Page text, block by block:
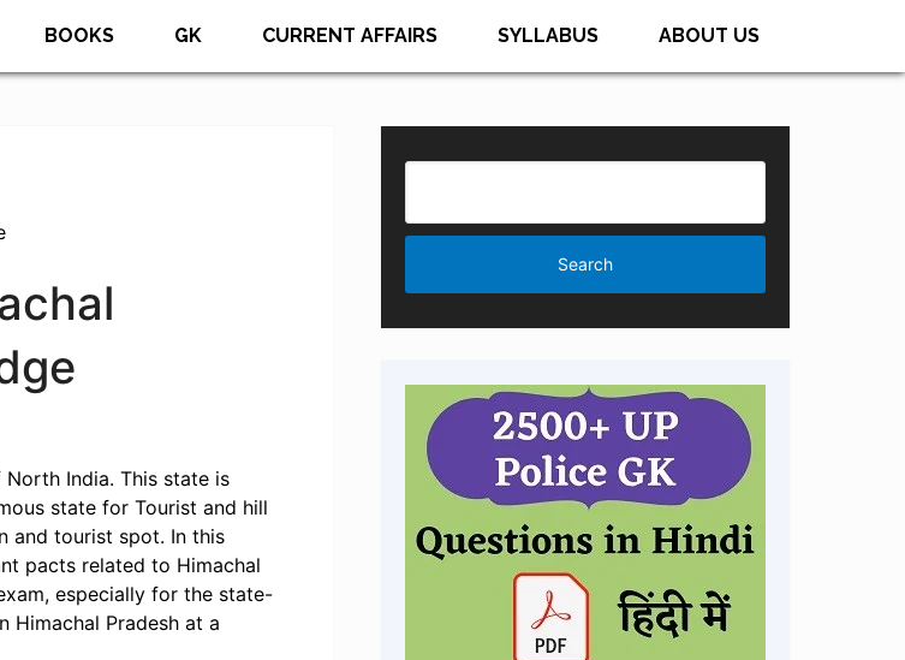
BOOKS GK CURRENT AFFAIRS SYLLABUS ABOUT US
North India. This state is
state for Tourist and hill
and tourist spot. In this
pacts related to Himachal
especially for the state-
Himachal Pradesh at a